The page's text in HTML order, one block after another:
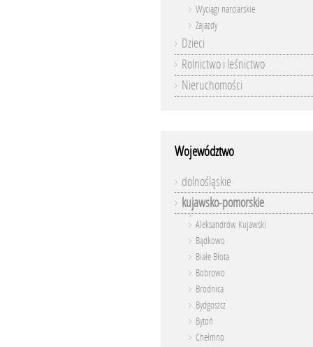
Wyciągi narciarskie
Zajazdy
Dzieci
Rolnictwo i leśnictwo
Nieruchomości
Województwo
dolnośląskie
kujawsko-pomorskie
Aleksandrów Kujawski
Bądkowo
Białe Błota
Bobrowo
Brodnica
Bydgoszcz
Bytoń
Chełmno